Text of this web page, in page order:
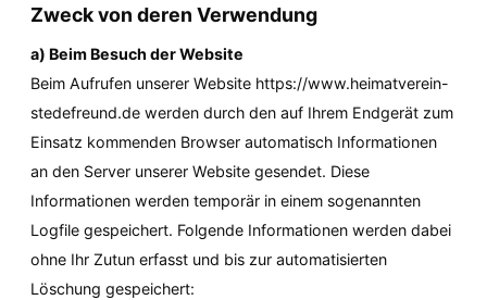
Zweck von deren Verwendung
a) Beim Besuch der Website
Beim Aufrufen unserer Website https://www.heimatverein-
stedefreund.de werden durch den auf Ihrem Endgerät zum
Einsatz kommenden Browser automatisch Informationen
an den Server unserer Website gesendet. Diese
Informationen werden temporär in einem sogenannten
Logfile gespeichert. Folgende Informationen werden dabei
ohne Ihr Zutun erfasst und bis zur automatisierten
Löschung gespeichert: